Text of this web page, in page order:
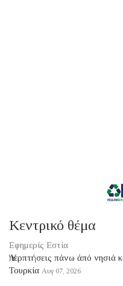
Κεντρικό θέμα
Εφημερίς Εστία
Ὑπερπτήσεις πάνω ἀπό νησιά
Τουρκία Αυγ 07, 2026